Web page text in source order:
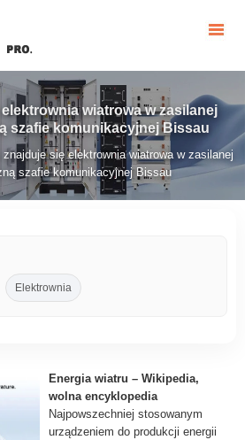
wiatrowa w zasilanej
szafie komunikacyjnej Bissau
znajduje się elektrownia wiatrowa w zasilanej
szafie komunikacyjnej Bissau
Elektrownia
Energia wiatru – Wikipedia,
wolna encyklopedia
Najpowszechniej stosowanym
urządzeniem do produkcji energii